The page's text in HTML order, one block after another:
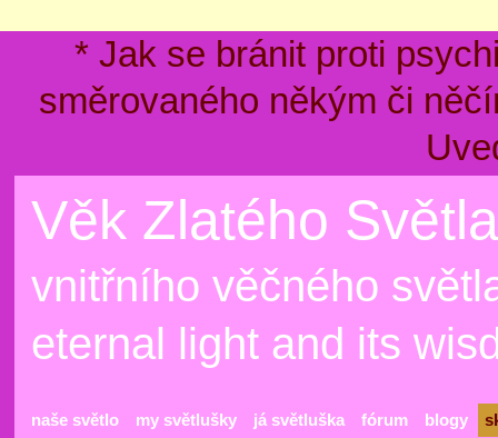
* Jak se bránit proti
směrovaného někým či
Věk Zlatého
vnitřního věčného
eternal light and its
naše světlo my světlušky já světluška fórum blogy